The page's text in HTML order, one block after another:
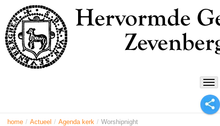
home / Actueel / Agenda kerk / Worshipnight